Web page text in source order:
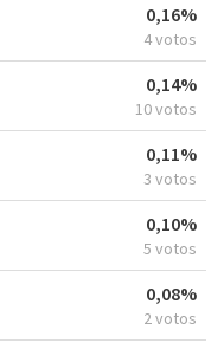
0,16%
4 votos
0,14%
10 votos
0,11%
3 votos
0,10%
5 votos
0,08%
2 votos